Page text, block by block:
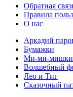
Обратная
Правила
О нас
Аркадий
Бумажки
Ми-ми-мишки
Волшебный
Лео и Тиг
Сказочный